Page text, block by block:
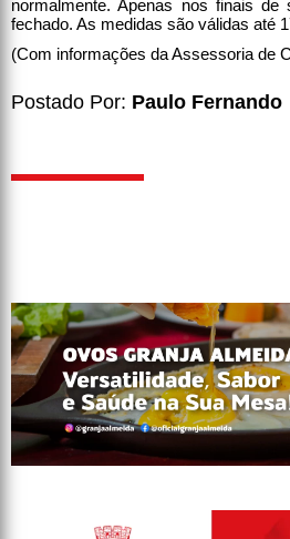
normalmente. Apenas nos finais de
fechado. As medidas são válidas até
(Com informações da Assessoria de
Postado Por: Paulo Fernando